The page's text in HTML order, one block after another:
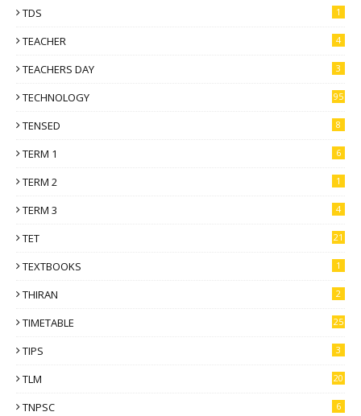
TDS 1
TEACHER 4
TEACHERS DAY 3
TECHNOLOGY 95
TENSED 8
TERM 1 6
TERM 2 1
TERM 3 4
TET 21
TEXTBOOKS 1
THIRAN 2
TIMETABLE 25
TIPS 3
TLM 20
TNPSC 6